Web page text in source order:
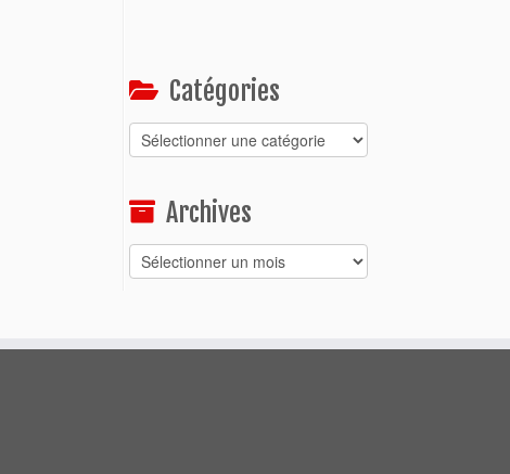
Catégories
Catégories
Archives
Archives